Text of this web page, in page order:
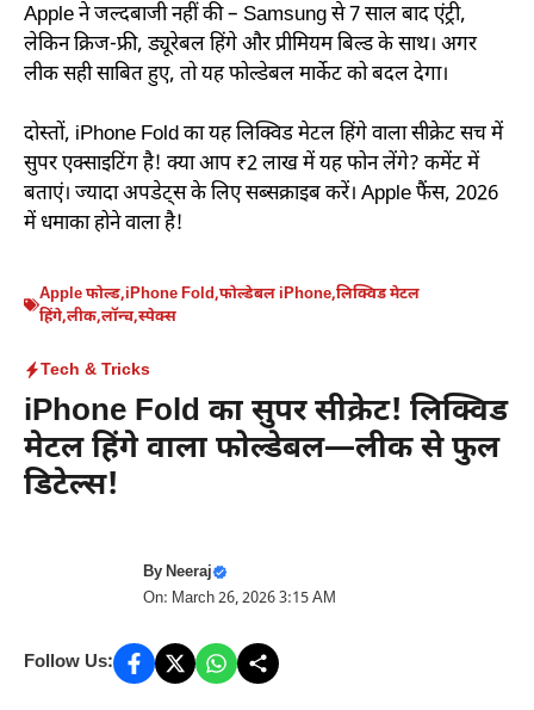
Apple ने जल्दबाजी नहीं की – Samsung से 7 साल बाद एंट्री,
लेकिन क्रिज-फ्री, ड्यूरेबल हिंगे और प्रीमियम बिल्ड के साथ। अगर
लीक सही साबित हुए, तो यह फोल्डेबल मार्केट को बदल देगा।
दोस्तों, iPhone Fold का यह लिक्विड मेटल हिंगे वाला सीक्रेट सच में
सुपर एक्साइटिंग है! क्या आप ₹2 लाख में यह फोन लेंगे? कमेंट में
बताएं। ज्यादा अपडेट्स के लिए सब्सक्राइब करें। Apple फैंस, 2026
में धमाका होने वाला है!
Apple फोल्ड,iPhone Fold,फोल्डेबल iPhone,लिक्विड मेटल
हिंगे,लीक,लॉन्च,स्पेक्स
Tech & Tricks
iPhone Fold का सुपर सीक्रेट! लिक्विड
मेटल हिंगे वाला फोल्डेबल—लीक से फुल
डिटेल्स!
ByNeeraj
On: March 26, 2026 3:15 AM
Follow Us: